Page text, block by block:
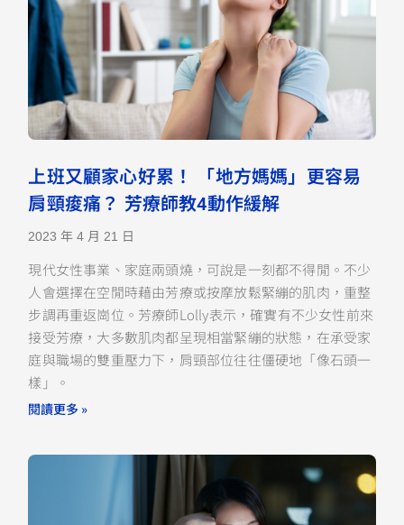
上班又顧家心好累！ 「地方媽媽」更容易
肩頸痠痛？ 芳療師教4動作緩解
2023 年 4 月 21 日
現代女性事業、家庭兩頭燒，可說是一刻都不得閒。不少
人會選擇在空閒時藉由芳療或按摩放鬆緊繃的肌肉，重整
步調再重返崗位。芳療師Lolly表示，確實有不少女性前來
接受芳療，大多數肌肉都呈現相當緊繃的狀態，在承受家
庭與職場的雙重壓力下，肩頸部位往往僵硬地「像石頭一
樣」。
閱讀更多 »